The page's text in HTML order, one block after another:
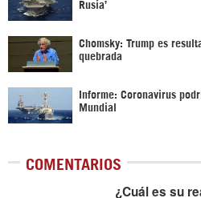
Rusia’
Chomsky: Trump es
quebrada
Informe: Coronavirus
Mundial
COMENTARIOS